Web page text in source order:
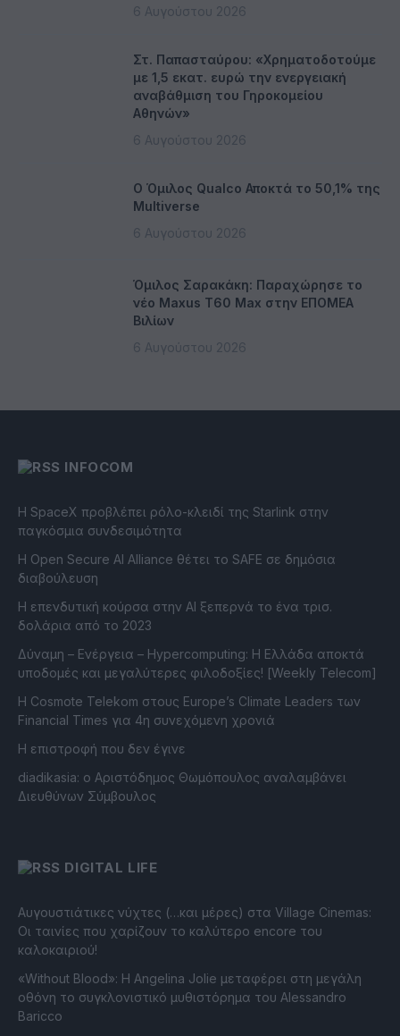
6 Αυγούστου 2026
Στ. Παπασταύρου: «Χρηματοδοτούμε
με 1,5 εκατ. ευρώ την ενεργειακή
αναβάθμιση του Γηροκομείου
Αθηνών»
6 Αυγούστου 2026
Ο Όμιλος Qualco Αποκτά το 50,1% της
Multiverse
6 Αυγούστου 2026
Όμιλος Σαρακάκη: Παραχώρησε το
νέο Maxus T60 Max στην ΕΠΟΜΕΑ
Βιλίων
6 Αυγούστου 2026
INFOCOM
Η SpaceX προβλέπει ρόλο-κλειδί της Starlink στην
παγκόσμια συνδεσιμότητα
Η Open Secure AI Alliance θέτει το SAFE σε δημόσια
διαβούλευση
Η επενδυτική κούρσα στην AI ξεπερνά το ένα τρισ.
δολάρια από το 2023
Δύναμη – Ενέργεια – Ηypercomputing: Η Ελλάδα αποκτά
υποδομές και μεγαλύτερες φιλοδοξίες! [Weekly Telecom]
Η Cosmote Telekom στους Europe’s Climate Leaders των
Financial Times για 4η συνεχόμενη χρονιά
Η επιστροφή που δεν έγινε
diadikasia: ο Αριστόδημος Θωμόπουλος αναλαμβάνει
Διευθύνων Σύμβουλος
DIGITAL LIFE
Αυγουστιάτικες νύχτες (…και μέρες) στα Village Cinemas:
Οι ταινίες που χαρίζουν το καλύτερο encore του
καλοκαιριού!
«Without Blood»: Η Angelina Jolie μεταφέρει στη μεγάλη
οθόνη το συγκλονιστικό μυθιστόρημα του Alessandro
Baricco